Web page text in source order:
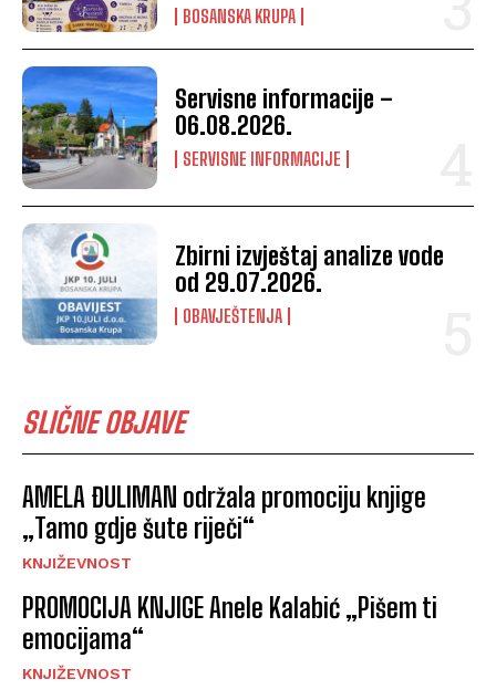
BOSANSKA KRUPA
Servisne informacije –
06.08.2026.
SERVISNE INFORMACIJE
Zbirni izvještaj analize vode
od 29.07.2026.
OBAVJEŠTENJA
SLIČNE OBJAVE
AMELA ĐULIMAN održala promociju knjige
„Tamo gdje šute riječi“
KNJIŽEVNOST
PROMOCIJA KNJIGE Anele Kalabić „Pišem ti
emocijama“
KNJIŽEVNOST